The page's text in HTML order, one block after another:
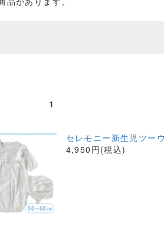
1
セレモニー新生児ツー
4,950円(税込)